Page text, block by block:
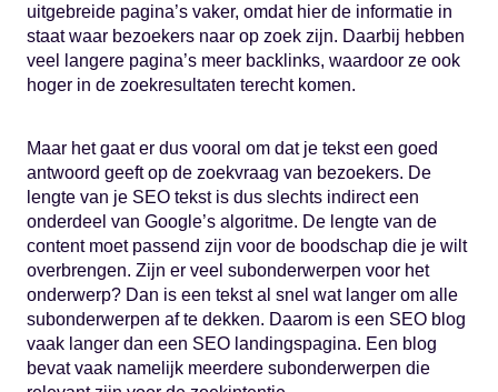
uitgebreide pagina’s vaker, omdat hier de informatie in
staat waar bezoekers naar op zoek zijn. Daarbij hebben
veel langere pagina’s meer backlinks, waardoor ze ook
hoger in de zoekresultaten terecht komen.
Maar het gaat er dus vooral om dat je tekst een goed
antwoord geeft op de zoekvraag van bezoekers. De
lengte van je SEO tekst is dus slechts indirect een
onderdeel van Google’s algoritme. De lengte van de
content moet passend zijn voor de boodschap die je wilt
overbrengen. Zijn er veel subonderwerpen voor het
onderwerp? Dan is een tekst al snel wat langer om alle
subonderwerpen af te dekken. Daarom is een SEO blog
vaak langer dan een SEO landingspagina. Een blog
bevat vaak namelijk meerdere subonderwerpen die